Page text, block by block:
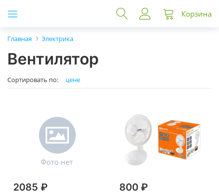
Корзина
Главная Электрика
Вентилятор
Сортировать по: цене
2085 ₽ 800 ₽